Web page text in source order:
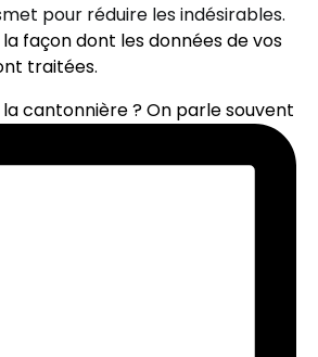
pour réduire les indésirables.
la façon dont les données de vos
traitées.
cantonnière ? On parle souvent